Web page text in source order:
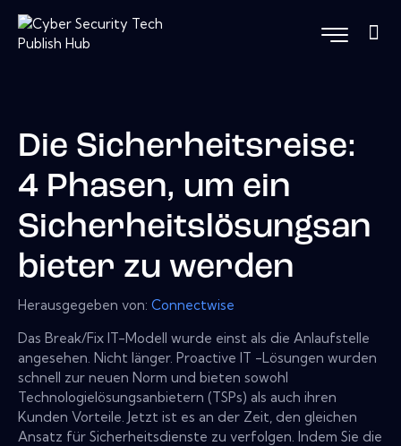
Die Sicherheitsreise:
4 Phasen, um ein
Sicherheitslösungsan
bieter zu werden
Herausgegeben von: Connectwise
Das Break/Fix IT-Modell wurde einst als die Anlaufstelle
angesehen. Nicht länger. Proactive IT -Lösungen wurden
schnell zur neuen Norm und bieten sowohl
Technologielösungsanbietern (TSPs) als auch ihren
Kunden Vorteile. Jetzt ist es an der Zeit, den gleichen
Ansatz für Sicherheitsdienste zu verfolgen. Indem Sie die